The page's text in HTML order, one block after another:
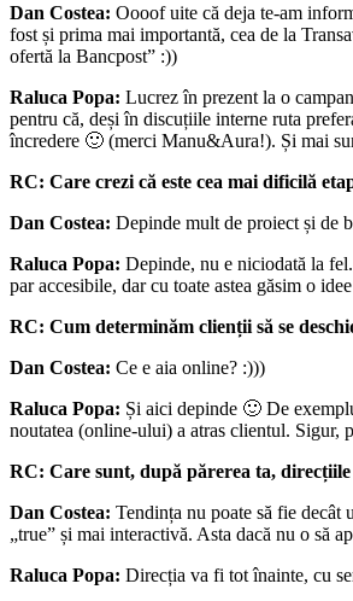
Dan Costea: Oooof uite că deja te-am
fost și prima mai importantă, cea de la
ofertă la Bancpost” :))
Raluca Popa: Lucrez în prezent la o
pentru că, deși în discuțiile interne ruta
încredere 🙂 (merci Manu&Aura!). Și mai
RC: Care crezi că este cea mai dificilă
Dan Costea: Depinde mult de proiect și de
Raluca Popa: Depinde, nu e niciodată la
par accesibile, dar cu toate astea găsim o
RC: Cum determinăm clienții să se
Dan Costea: Ce e aia online? :)))
Raluca Popa: Și aici depinde 🙂 De
noutatea (online-ului) a atras clientul. Sigur,
RC: Care sunt, după părerea ta,
Dan Costea: Tendința nu poate să fie
„true” și mai interactivă. Asta dacă nu o să
Raluca Popa: Direcția va fi tot înainte, cu